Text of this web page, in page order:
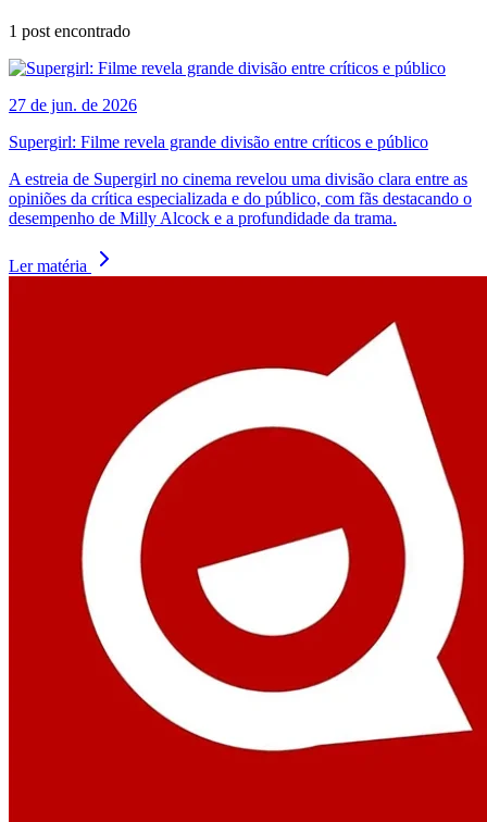
1 post encontrado
27 de jun. de 2026
Supergirl: Filme revela grande divisão entre críticos e público
A estreia de Supergirl no cinema revelou uma divisão clara entre as
opiniões da crítica especializada e do público, com fãs destacando o
desempenho de Milly Alcock e a profundidade da trama.
Ler matéria